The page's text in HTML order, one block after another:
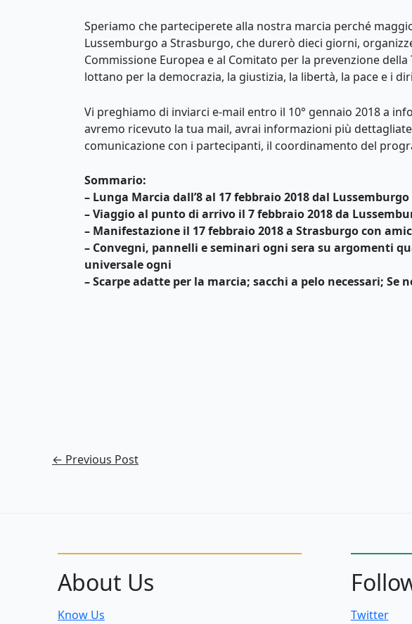
Speriamo che parteciperete alla nostra marcia perché
Lussemburgo a Strasburgo, che durerò dieci giorni,
Commissione Europea e al Comitato per la prevenzione
lottano per la democrazia, la giustizia, la libertà, la pace e i
Vi preghiamo di inviarci e-mail entro il 10° gennaio 2018 a
avremo ricevuto la tua mail, avrai informazioni più
comunicazione con i partecipanti, il coordinamento del
Sommario:
– Lunga Marcia dall’8 al 17 febbraio 2018 dal
– Viaggio al punto di arrivo il 7 febbraio 2018 da
– Manifestazione il 17 febbraio 2018 a Strasburgo con
– Convegni, pannelli e seminari ogni sera su argomenti
universale ogni
– Scarpe adatte per la marcia; sacchi a pelo necessari;
← Previous Post
About Us
Know Us Twitter